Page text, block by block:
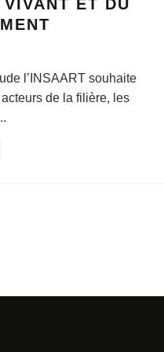
ET DU
l’INSAART souhaite
de la filière, les